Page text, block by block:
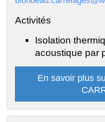
Activités
Isolation
acoustique par
En savoir plus